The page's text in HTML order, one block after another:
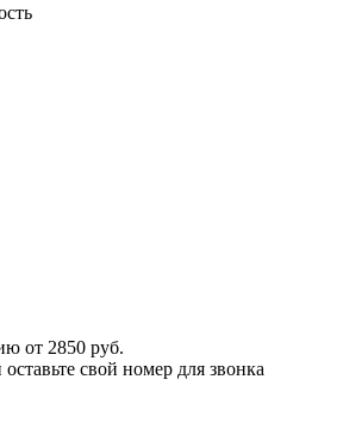
от 2850 руб.
свой номер для звонка